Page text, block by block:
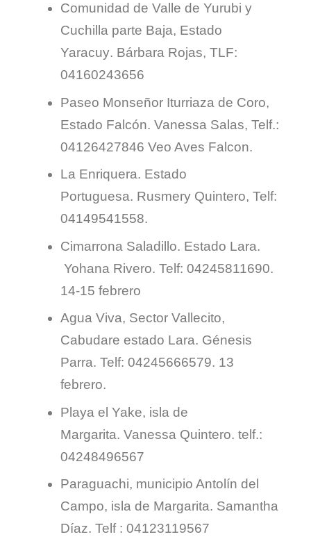
Comunidad de Valle de Yurubi y
Cuchilla parte Baja, Estado
Yaracuy. Bárbara Rojas,TLF:
04160243656
Paseo Monseñor Iturriaza de Coro,
Estado Falcón.Vanessa Salas,Telf.:
04126427846 Veo Aves Falcon.
La Enriquera. Estado
Portuguesa. Rusmery Quintero,Telf:
04149541558.
Cimarrona Saladillo. Estado Lara.
Yohana Rivero. Telf:04245811690.
14-15 febrero
Agua Viva, Sector Vallecito,
Cabudare estado Lara. Génesis
Parra. Telf: 04245666579. 13
febrero.
Playa el Yake, isla de
Margarita.Vanessa Quintero.telf.:
04248496567
Paraguachi, municipio Antolín del
Campo, isla de Margarita. Samantha
Díaz. Telf : 04123119567